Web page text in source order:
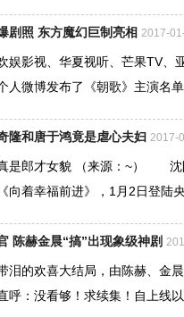
剧照 东方魔幻巨制亮相 2017-
娱影视、华夏视听、芒果TV、
人微博发布了《朝歌》主演名单
隆和唐于鸿竟是虐心夫妇 2017-
是郎才女貌 （来源：~） 沈
向着幸福前进》，1月2日登陆
陈赫金晨“搞”出现象级神剧
的欢喜大结局，由陈赫、金晨
呼：没看够！求续集！自上线